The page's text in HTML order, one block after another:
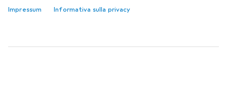
Impressum Informativa sulla privacy
A4, 500 lamelle, 80 g/m²